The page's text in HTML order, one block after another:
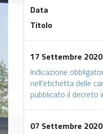
Data
Titolo
17 Settembre 2020
Indicazione
nell'etichetta delle
pubblicato il decreto
07 Settembre 2020